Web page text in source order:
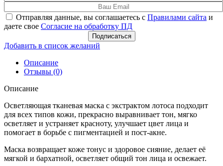
Отправляя данные, вы соглашаетесь с Правилами сайта и
даете свое Согласие на обработку ПД
Подписаться
Добавить в список желаний
Описание
Отзывы (0)
Описание
Осветляющая тканевая маска с экстрактом лотоса подходит
для всех типов кожи, прекрасно выравнивает тон, мягко
осветляет и устраняет красноту, улучшает цвет лица и
помогает в борьбе с пигментацией и пост-акне.
Маска возвращает коже тонус и здоровое сияние, делает её
мягкой и бархатной, осветляет общий тон лица и освежает.